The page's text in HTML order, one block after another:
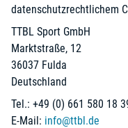
datenschutzrechtlichem
TTBL Sport GmbH
Marktstraße, 12
36037 Fulda
Deutschland
Tel.: +49 (0) 661 580 18
E-Mail: info@ttbl.de